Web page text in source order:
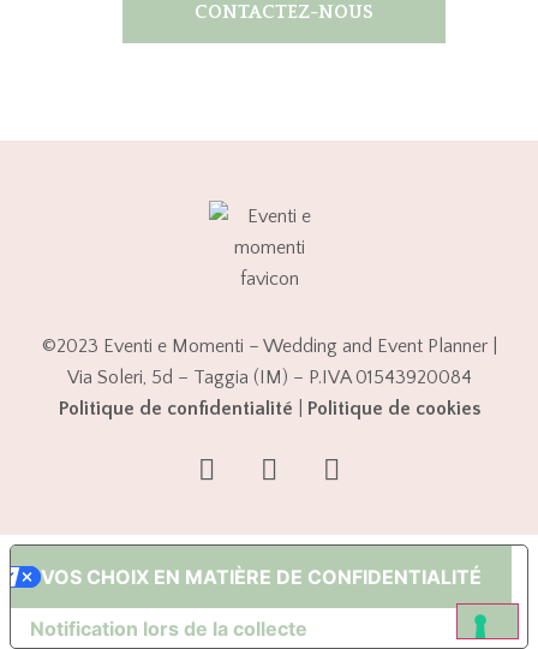
CONTACTEZ-NOUS
©2023 Eventi e Momenti – Wedding and Event Planner |
Via Soleri, 5d – Taggia (IM) – P.IVA 01543920084
Politique de confidentialité
Politique de cookies
Notification lors de la collecte
VOS CHOIX EN MATIÈRE DE CONFIDENTIALITÉ